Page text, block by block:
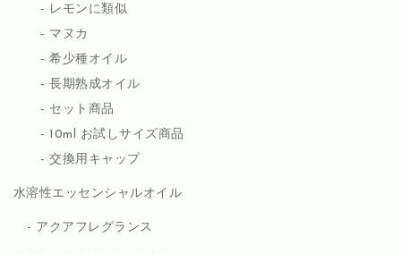
レモンに類似
マヌカ
希少種オイル
長期熟成オイル
セット商品
10ml お試しサイズ商品
交換用キャップ
水溶性エッセンシャルオイル
アクアフレグランス